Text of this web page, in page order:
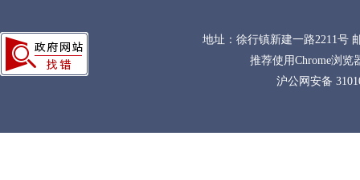
地址：徐行镇新建一路2211号
推荐使用Chrome浏览
沪公网安备